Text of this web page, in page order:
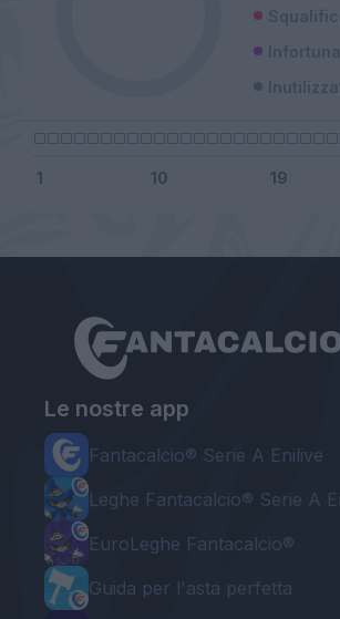
Le nostre app
Fantacalcio® Serie A Enilive
Leghe Fantacalcio® Serie A
EuroLeghe Fantacalcio®
Guida per l'asta perfetta